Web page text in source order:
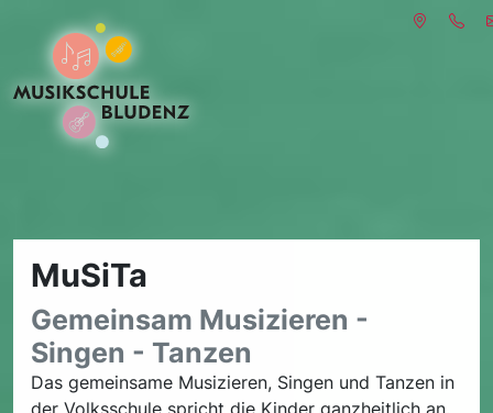
MuSiTa
Gemeinsam Musizieren -
Singen - Tanzen
Das gemeinsame Musizieren, Singen und Tanzen in
der Volksschule spricht die Kinder ganzheitlich an.